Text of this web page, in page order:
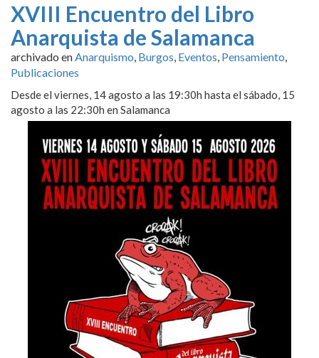
XVIII Encuentro del Libro
Anarquista de Salamanca
archivado enAnarquismo, Burgos, Eventos, Pensamiento,
Publicaciones
Desde el viernes, 14 agosto a las 19:30h hasta el sábado, 15
agosto a las 22:30h en Salamanca